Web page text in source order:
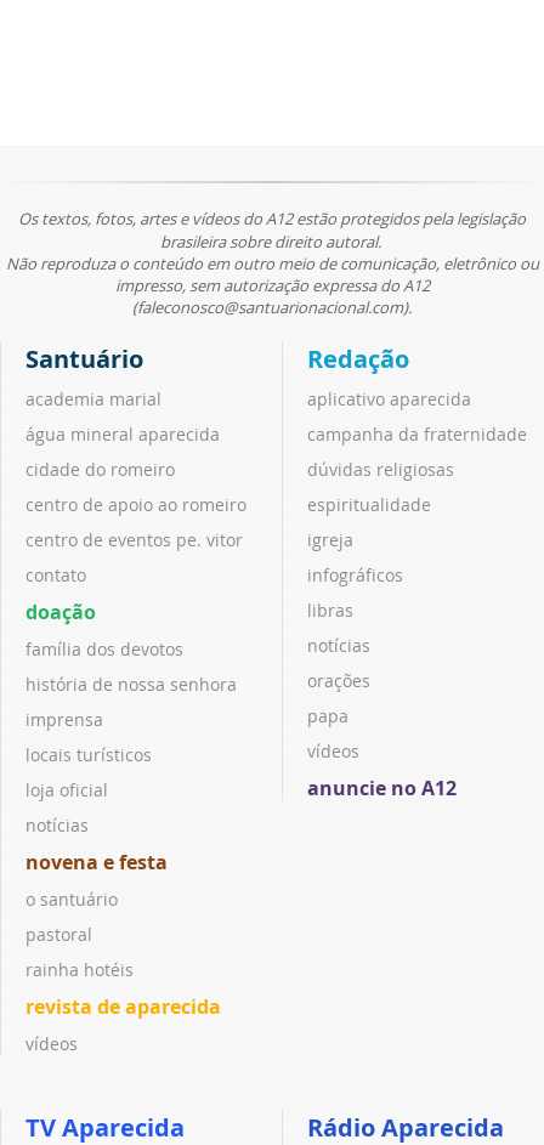
Os textos, fotos, artes e vídeos do A12 estão protegidos pela legislação
brasileira sobre direito autoral.
Não reproduza o conteúdo em outro meio de comunicação, eletrônico ou
impresso, sem autorização expressa do A12
(faleconosco@santuarionacional.com).
Santuário
academia marial
água mineral aparecida
cidade do romeiro
centro de apoio ao romeiro
centro de eventos pe. vitor
contato
doação
família dos devotos
história de nossa senhora
imprensa
locais turísticos
loja oficial
notícias
novena e festa
o santuário
pastoral
rainha hotéis
revista de aparecida
vídeos
Redação
aplicativo aparecida
campanha da fraternidade
dúvidas religiosas
espiritualidade
igreja
infográficos
libras
notícias
orações
papa
vídeos
anuncie no A12
TV Aparecida Rádio Aparecida